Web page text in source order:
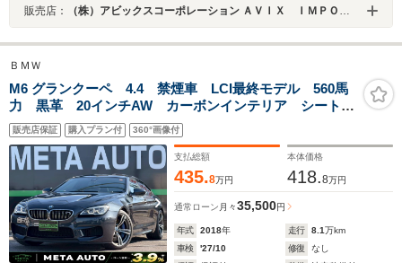
販売店： （株）アビックスコーポレーション ＡＶＩＸ ＩＭＰＯＲＴ 越谷店
ＢＭＷ
M6 グランクーペ 4.4 禁煙車 LCI最終モデル 560馬
力 黒革 20インチAW カーボンインテリア シートヒ
ーター/クーラー LEDヘッド harman/kardon カーボ
ンルーフ クルーズコントロール BTオーディオ
販売店保証 購入プラン付 360°画像付
支払総額
435.8万円
本体価格
418.8万円
通常ローン 月々35,500円
年式 2018年 走行 8.1万km
車検
'27/10 修復
なし